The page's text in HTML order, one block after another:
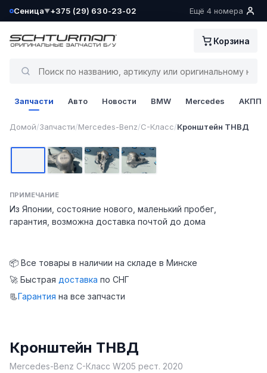
Сеница▼
Ваш склад определён как:
+375 (29) 630-23-02 Ещё 4 номера
Корзина
Запчасти Авто Новости BMW Mercedes АКПП
Домой/Запчасти/Mercedes-Benz/C-Класс/Кронштейн ТНВД
1 / 4
ПРИМЕЧАНИЕ
Из Японии, состояние нового, маленький пробег,
гарантия, возможна доставка почтой до дома
📦 Все товары в наличии на складе в Минске
🚀 Быстрая доставка по СНГ
📃Гарантия на все запчасти
Кронштейн ТНВД
Mercedes-Benz C-Класс W205 рест. 2020